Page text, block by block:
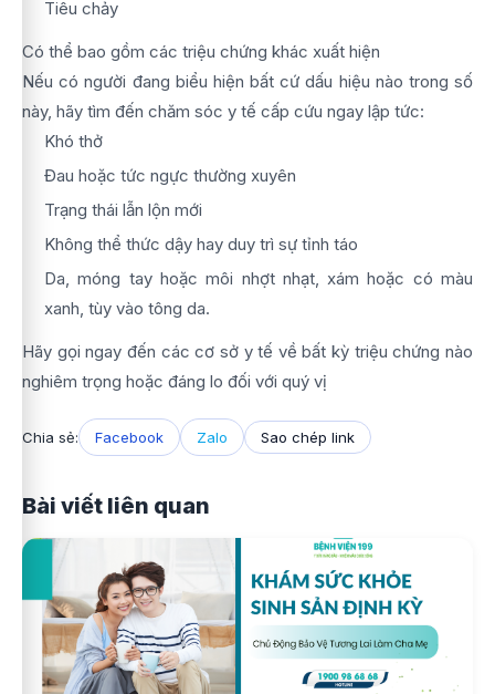
Tiêu chảy
Có thể bao gồm các triệu chứng khác xuất hiện
Nếu có người đang biểu hiện bất cứ dấu hiệu nào trong số
này, hãy tìm đến chăm sóc y tế cấp cứu ngay lập tức:
Khó thở
Đau hoặc tức ngực thường xuyên
Trạng thái lẫn lộn mới
Không thể thức dậy hay duy trì sự tỉnh táo
Da, móng tay hoặc môi nhợt nhạt, xám hoặc có màu
xanh, tùy vào tông da.
Hãy gọi ngay đến các cơ sở y tế về bất kỳ triệu chứng nào
nghiêm trọng hoặc đáng lo đối với quý vị
Chia sẻ: Facebook Zalo Sao chép link
Bài viết liên quan